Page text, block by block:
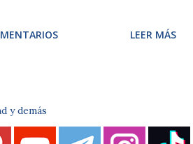
LEER MÁS
y demás